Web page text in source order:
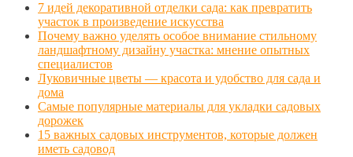
7 идей декоративной отделки сада: как превратить
участок в произведение искусства
Почему важно уделять особое внимание стильному
ландшафтному дизайну участка: мнение опытных
специалистов
Луковичные цветы — красота и удобство для сада и
дома
Самые популярные материалы для укладки садовых
дорожек
15 важных садовых инструментов, которые должен
иметь садовод